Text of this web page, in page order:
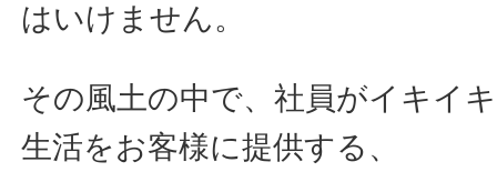
はいけません。
その風土の中で、社員がイキイ
生活をお客様に提供する、